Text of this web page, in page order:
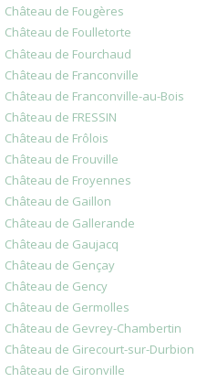
Château de Fougères
Château de Foulletorte
Château de Fourchaud
Château de Franconville
Château de Franconville-au-Bois
Château de FRESSIN
Château de Frôlois
Château de Frouville
Château de Froyennes
Château de Gaillon
Château de Gallerande
Château de Gaujacq
Château de Gençay
Château de Gency
Château de Germolles
Château de Gevrey-Chambertin
Château de Girecourt-sur-Durbion
Château de Gironville